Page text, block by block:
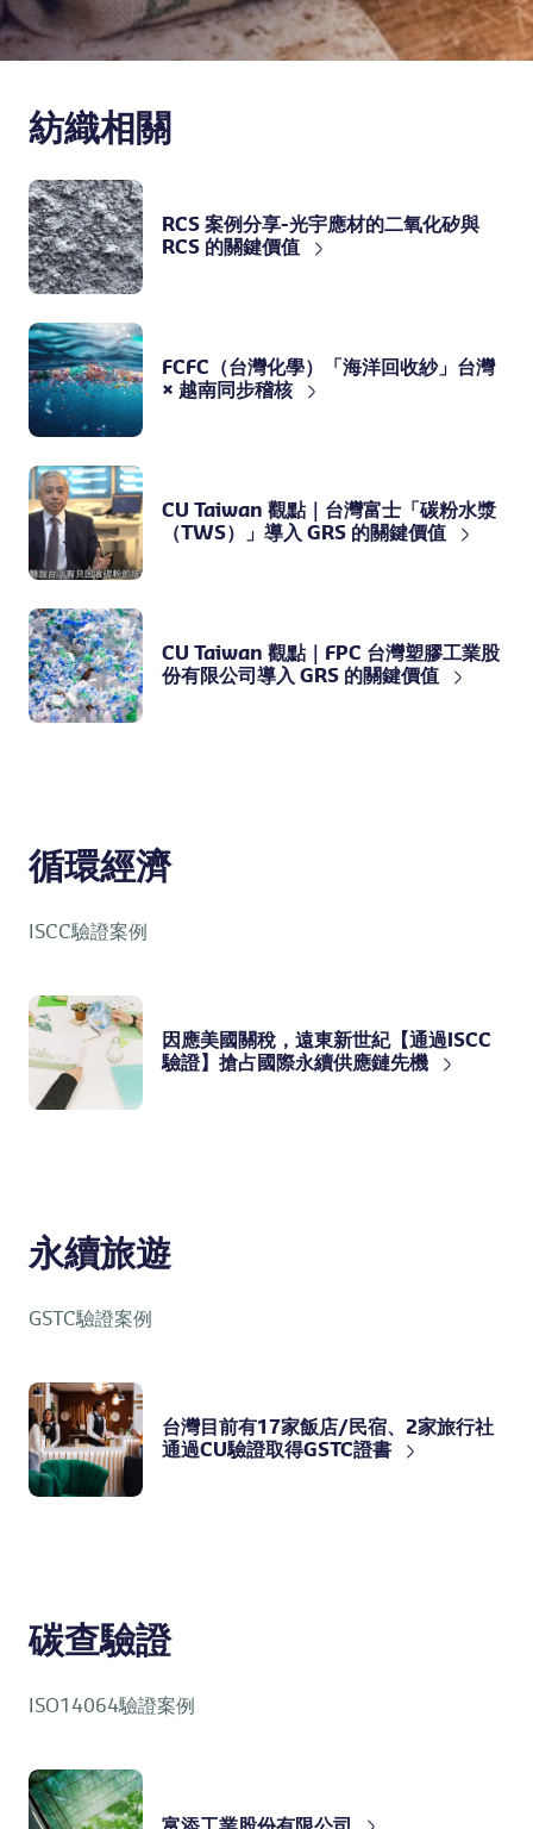
紡織相關
RCS 案例分享-光宇應材的二氧化矽與
RCS 的關鍵價值
FCFC（台灣化學）「海洋回收紗」台灣
× 越南同步稽核
CU Taiwan 觀點｜台灣富士「碳粉水漿
（TWS）」導入 GRS 的關鍵價值
CU Taiwan 觀點｜FPC 台灣塑膠工業股
份有限公司導入 GRS 的關鍵價值
循環經濟
ISCC驗證案例
因應美國關稅，遠東新世紀【通過ISCC
驗證】搶占國際永續供應鏈先機
永續旅遊
GSTC驗證案例
台灣目前有17家飯店/民宿、2家旅行社
通過CU驗證取得GSTC證書
碳查驗證
ISO14064驗證案例